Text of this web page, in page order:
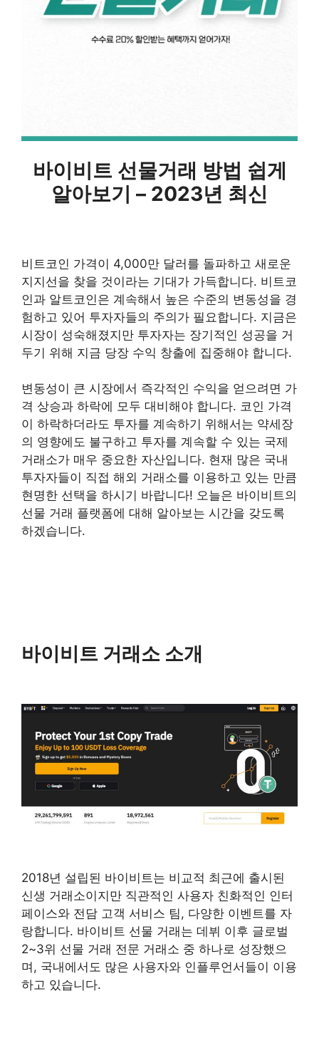
바이비트 선물거래 방법 쉽게
알아보기 – 2023년 최신
비트코인 가격이 4,000만 달러를 돌파하고 새로운
지지선을 찾을 것이라는 기대가 가득합니다. 비트코
인과 알트코인은 계속해서 높은 수준의 변동성을 경
험하고 있어 투자자들의 주의가 필요합니다. 지금은
시장이 성숙해졌지만 투자자는 장기적인 성공을 거
두기 위해 지금 당장 수익 창출에 집중해야 합니다.
변동성이 큰 시장에서 즉각적인 수익을 얻으려면 가
격 상승과 하락에 모두 대비해야 합니다. 코인 가격
이 하락하더라도 투자를 계속하기 위해서는 약세장
의 영향에도 불구하고 투자를 계속할 수 있는 국제
거래소가 매우 중요한 자산입니다. 현재 많은 국내
투자자들이 직접 해외 거래소를 이용하고 있는 만큼
현명한 선택을 하시기 바랍니다! 오늘은 바이비트의
선물 거래 플랫폼에 대해 알아보는 시간을 갖도록
하겠습니다.
바이비트 거래소 소개
2018년 설립된 바이비트는 비교적 최근에 출시된
신생 거래소이지만 직관적인 사용자 친화적인 인터
페이스와 전담 고객 서비스 팀, 다양한 이벤트를 자
랑합니다. 바이비트 선물 거래는 데뷔 이후 글로벌
2~3위 선물 거래 전문 거래소 중 하나로 성장했으
며, 국내에서도 많은 사용자와 인플루언서들이 이용
하고 있습니다.